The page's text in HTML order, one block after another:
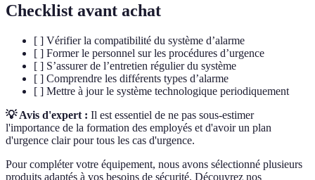
Checklist avant achat
[ ] Vérifier la compatibilité du système d’alarme
[ ] Former le personnel sur les procédures d’urgence
[ ] S’assurer de l’entretien régulier du système
[ ] Comprendre les différents types d’alarme
[ ] Mettre à jour le système technologique periodiquement
💡 Avis d'expert : Il est essentiel de ne pas sous-estimer
l'importance de la formation des employés et d'avoir un plan
d'urgence clair pour tous les cas d'urgence.
Pour compléter votre équipement, nous avons sélectionné plusieurs
produits adaptés à vos besoins de sécurité. Découvrez nos